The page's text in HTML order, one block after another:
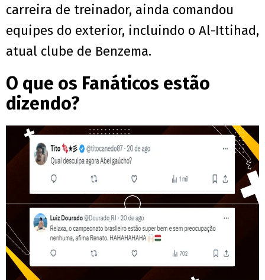
carreira de treinador, ainda comandou
equipes do exterior, incluindo o Al-Ittihad,
atual clube de Benzema.
O que os Fanáticos estão
dizendo?